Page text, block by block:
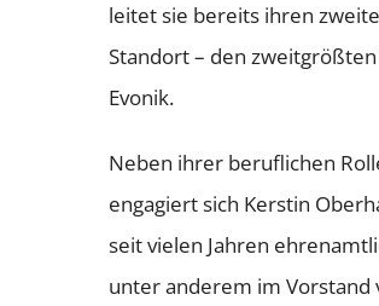
leitet sie bereits ihren
Standort – den
Evonik.
Neben ihrer beruflichen
engagiert sich Kerstin
seit vielen Jahren
unter anderem im Vorstand